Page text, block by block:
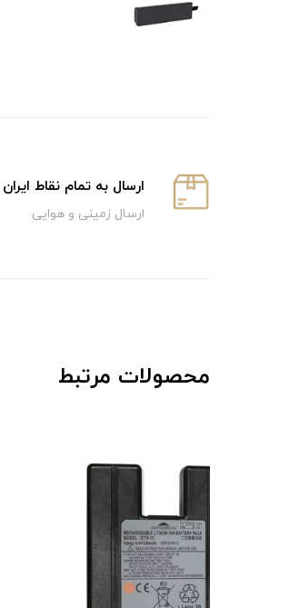
ارسال به تمام نقاط ایران
ارسال زمینی و هوایی
محصولات مرتبط